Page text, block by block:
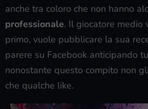
anche tra coloro che non hanno
professionale. Il giocatore medio
primo, vuole pubblicare la sua
parere su Facebook anticipando
nonostante questo compito non
che qualche like.